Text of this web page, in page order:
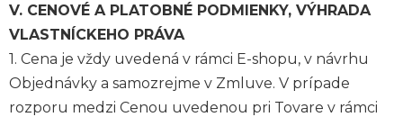
V. CENOVÉ A PLATOBNÉ PODMIENKY, VÝHRADA
VLASTNÍCKEHO PRÁVA
1. Cena je vždy uvedená v rámci E-shopu, v návrhu
Objednávky a samozrejme v Zmluve. V prípade
rozporu medzi Cenou uvedenou pri Tovare v rámci